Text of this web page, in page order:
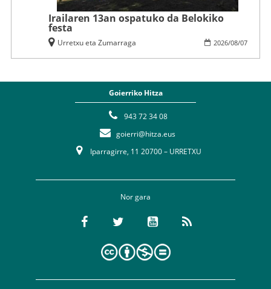
Irailaren 13an ospatuko da Belokiko
festa
2026/08/07
Urretxu eta Zumarraga
Goierriko Hitza
943 72 34 08
goierri@hitza.eus
Iparragirre, 11 20700 – URRETXU
Nor gara